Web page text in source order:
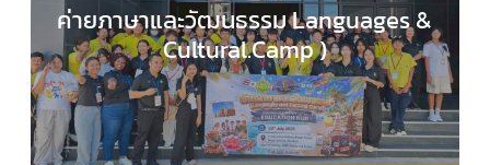
ค่ายภาษาและวัฒนธรรม Languages &
Cultural.Camp )
EDUCATION HUB, กลุ่มสาระการเรียนรู้ภาษาต่างปร
กิจกรรมของเรา , กิจกรรมนักเรียน, ข่าวประชาสัมพัน